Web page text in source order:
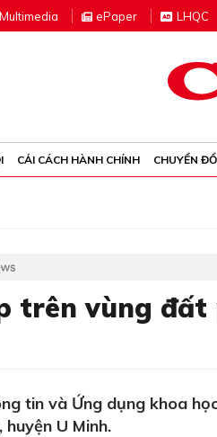
Multimedia ePaper LHQC
CẢI CÁCH HÀNH CHÍNH CHUYỂN
trên vùng đất
tin và Ứng dụng khoa
U Minh.